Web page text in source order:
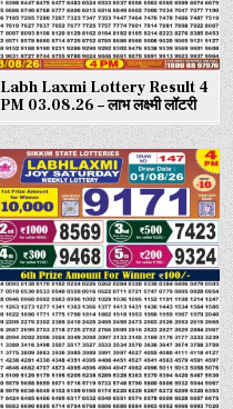
Labh Laxmi Lottery Result 4
PM 03.08.26 – लाभ लक्ष्मी लॉटरी